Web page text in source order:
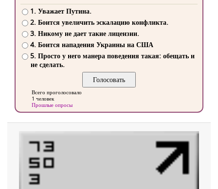
1. Уважает Путина.
2. Боится увеличить эскалацию конфликта.
3. Никому не дает такие лицензии.
4. Боится нападения Украины на США
5. Просто у него манера поведения такая: обещать и
не сделать.
Всего проголосовало
1 человек
Прошлые опросы